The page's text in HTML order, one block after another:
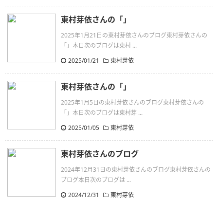
東村芽依さんの「」
2025年1月21日の東村芽依さんのブログ東村芽依さんの
「」本日次のブログは東村 ...
2025/01/21
東村芽依
東村芽依さんの「」
2025年1月5日の東村芽依さんのブログ東村芽依さんの
「」本日次のブログは東村芽 ...
2025/01/05
東村芽依
東村芽依さんのブログ
2024年12月31日の東村芽依さんのブログ東村芽依さんの
ブログ本日次のブログは ...
2024/12/31
東村芽依